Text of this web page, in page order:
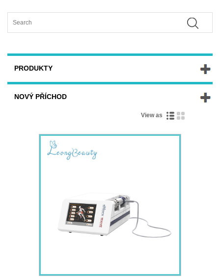
PRODUKTY
NOVÝ PŘÍCHOD
View as